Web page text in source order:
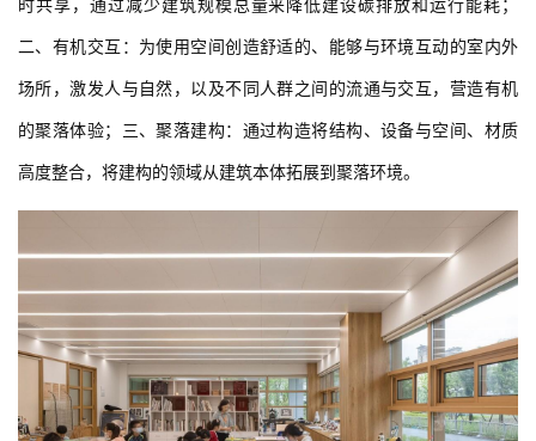
场所，激发人与自然，以及不同人群之间的流通与交互，营造有机
的聚落体验；三、聚落建构：通过构造将结构、设备与空间、材质
高度整合，将建构的领域从建筑本体拓展到聚落环境。